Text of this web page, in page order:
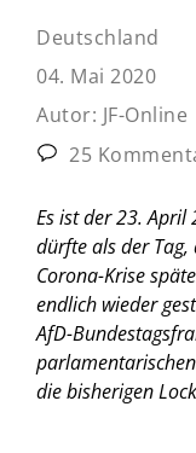
Deutschland
04. Mai 2020
Autor: JF-Online
25
Es ist der 23. April
dürfte als der
Corona-Krise
endlich wieder
AfD-
die bisherigen